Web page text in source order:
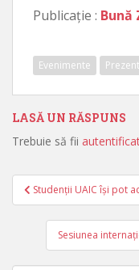
Publicație : Bună
Evenimente
LASĂ UN RĂSPUNS
Trebuie să fii
Navigare în
Studenții UAIC își pot
Sesiunea